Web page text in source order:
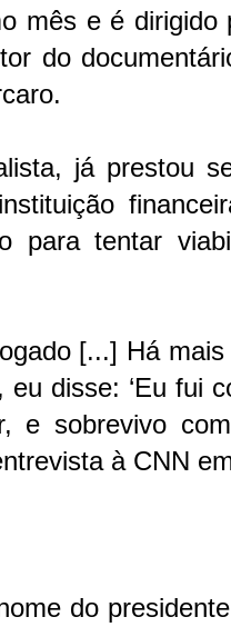
mês e é dirigido
do
já prestou
para tentar
[...] Há
disse: ‘Eu fui
e sobrevivo
à CNN
do